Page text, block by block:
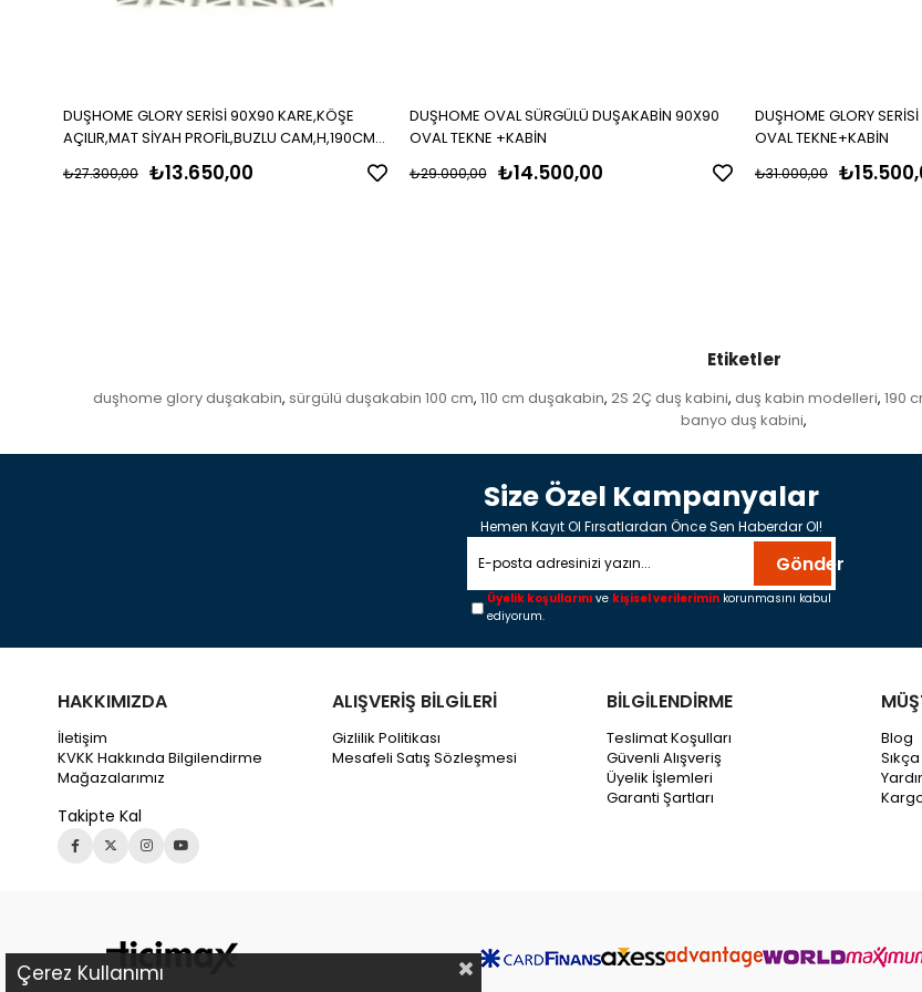
DUŞHOME GLORY SERİSİ 90X90 KARE,KÖŞE
AÇILIR,MAT SİYAH PROFİL,BUZLU CAM,H,190CM
₺13.650,00
₺27.300,00
DUŞHOME OVAL SÜRGÜLÜ DUŞAKABİN 90X90
OVAL TEKNE +KABİN
₺14.500,00
₺29.000,00
DUŞHOME GLORY
OVAL TEKNE+KABİN
₺31.000,00
Etiketler
duşhome glory duşakabin, sürgülü duşakabin 100 cm, 110 cm duşakabin, 2S 2Ç duş kabini, duş kabin modelleri, 190
banyo duş kabini,
Size Özel Kampanyalar
Hemen Kayıt Ol Fırsatlardan Önce Sen Haberdar Ol!
Gönder
Üyelik koşullarını ve kişisel verilerimin korunmasını kabul
ediyorum.
HAKKIMIZDA
İletişim
KVKK Hakkında Bilgilendirme
Mağazalarımız
Takipte Kal
ALIŞVERİŞ BİLGİLERİ
Gizlilik Politikası
Mesafeli Satış Sözleşmesi
BİLGİLENDİRME
Teslimat Koşulları
Güvenli Alışveriş
Üyelik İşlemleri
Garanti Şartları
Blog
Çerez Kullanımı